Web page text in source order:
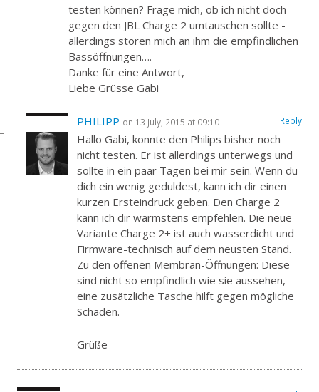
testen können? Frage mich, ob ich nicht doch
gegen den JBL Charge 2 umtauschen sollte -
allerdings stören mich an ihm die empfindlichen
Bassöffnungen….
Danke für eine Antwort,
Liebe Grüsse Gabi
PHILIPP on 13 July, 2015 at 09:10 Reply
Hallo Gabi, konnte den Philips bisher noch
nicht testen. Er ist allerdings unterwegs und
sollte in ein paar Tagen bei mir sein. Wenn du
dich ein wenig geduldest, kann ich dir einen
kurzen Ersteindruck geben. Den Charge 2
kann ich dir wärmstens empfehlen. Die neue
Variante Charge 2+ ist auch wasserdicht und
Firmware-technisch auf dem neusten Stand.
Zu den offenen Membran-Öffnungen: Diese
sind nicht so empfindlich wie sie aussehen,
eine zusätzliche Tasche hilft gegen mögliche
Schäden.
Grüße